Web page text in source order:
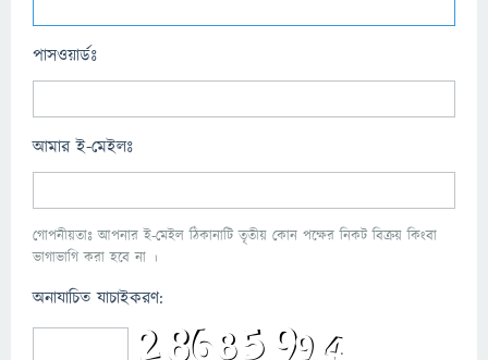
পাসওয়ার্ডঃ
আমার ই-মেইলঃ
গোপনীয়তাঃ আপনার ই-মেইল ঠিকানাটি তৃতীয় কোন পক্ষের নিকট বিক্রয় কিংবা
ভাগাভাগি করা হবে না ।
অনাযাচিত যাচাইকরণ: